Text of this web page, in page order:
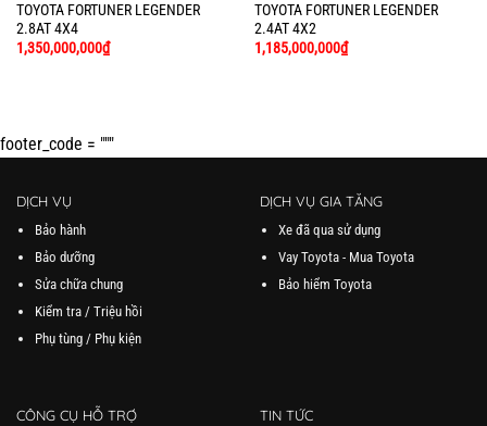
TOYOTA FORTUNER LEGENDER
2.8AT 4X4
1,350,000,000₫
TOYOTA FORTUNER LEGENDER
2.4AT 4X2
1,185,000,000₫
footer_code = """
DỊCH VỤ
Bảo hành
Bảo dưỡng
Sửa chữa chung
Kiểm tra / Triệu hồi
Phụ tùng / Phụ kiện
DỊCH VỤ GIA TĂNG
Xe đã qua sử dụng
Vay Toyota - Mua Toyota
Bảo hiểm Toyota
CÔNG CỤ HỖ TRỢ TIN TỨC